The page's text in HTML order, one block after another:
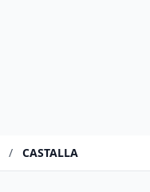
/ CASTALLA